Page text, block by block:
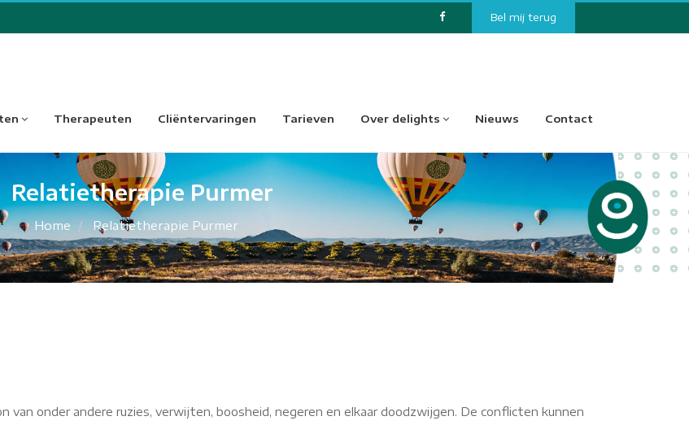
Bel mij terug
Therapeuten Cliëntervaringen Tarieven Over delights Nieuws Contact
Relatietherapie Purmer
Home Relatietherapie Purmer
van onder andere ruzies, verwijten, boosheid, negeren en elkaar doodzwijgen. De conflicten kunnen